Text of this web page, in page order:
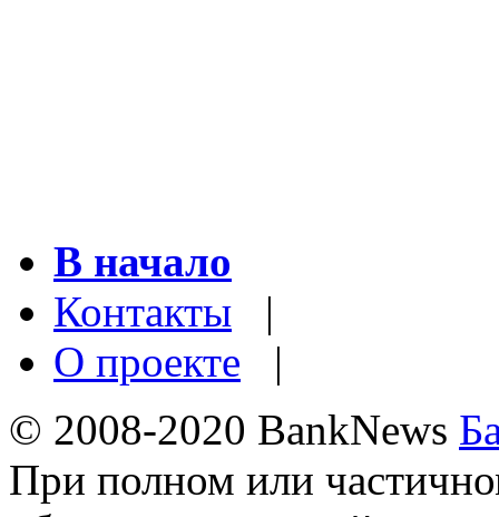
В начало
Контакты |
О проекте |
© 2008-2020 BankNews
При полном или